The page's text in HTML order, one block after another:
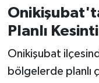
Planlı Kesinti
Onikişubat
bölgelerde planlı